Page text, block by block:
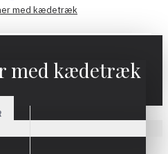
med kædetræk
med kædetræk